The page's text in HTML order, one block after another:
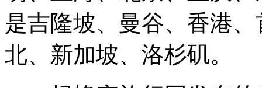
是吉隆坡、曼谷、香港
北、新加坡、洛杉矶。